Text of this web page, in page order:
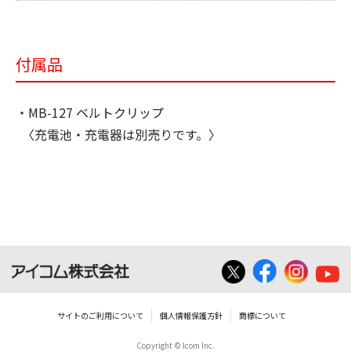
付属品
・MB-127 ベルトクリップ
〈充電池・充電器は別売りです。〉
サイトのご利用について 個人情報保護方針 商標について
Copyright © Icom Inc.